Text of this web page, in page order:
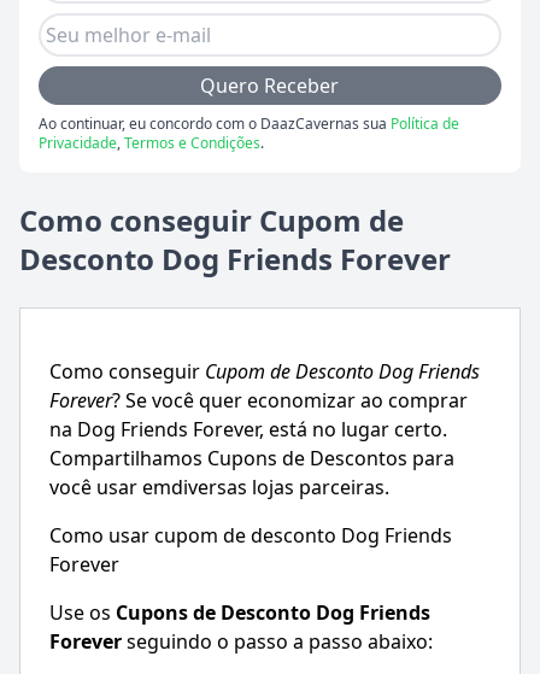
Quero Receber
Ao continuar, eu concordo com o DaazCavernas sua Política de
Privacidade,Termos e Condições.
Como conseguir Cupom de
Desconto Dog Friends Forever
Como conseguir Cupom de DescontoDog Friends
Forever? Se você quer economizar ao comprar
na Dog Friends Forever, está no lugar certo.
Compartilhamos Cupons de Descontos para
você usar emdiversas lojas parceiras.
Como usar cupom de desconto Dog Friends
Forever
Use os Cupons de Desconto Dog Friends
Foreverseguindo o passo a passo abaixo: